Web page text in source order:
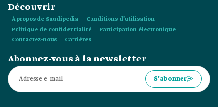
Découvrir
À propos de Saudipedia
Conditions d’utilisation
Politique de confidentialité
Participation électronique
Contactez-nous
Carrières
Abonnez-vous à la newsletter
S’abonner